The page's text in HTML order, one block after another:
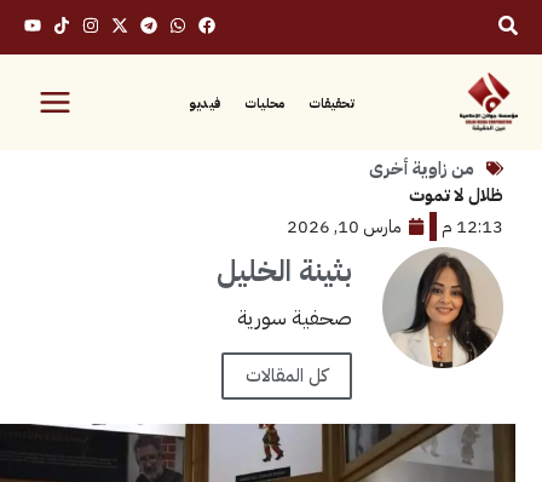
محليات فيديو
أخرى
تموت
مارس 10, 2026
بثينة الخليل
صحفية سورية